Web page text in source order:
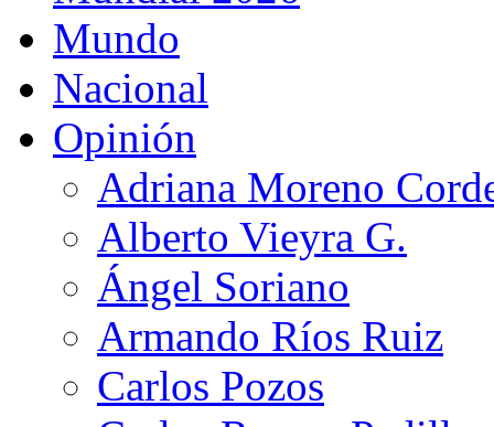
Mundo
Nacional
Opinión
Adriana Moreno
Alberto Vieyra G.
Ángel Soriano
Armando Ríos Ruiz
Carlos Pozos